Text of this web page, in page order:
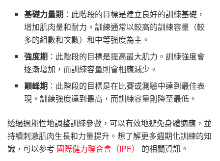
基礎力量期 ：此階段的目標是建立良好的訓練基礎，
增加肌肉量和耐力。訓練通常以較高的訓練容量（較
多的組數和次數）和中等強度為主。
強度期 ：此階段的目標是提高最大肌力。訓練強度會
逐漸增加，而訓練容量則會相應減少。
巔峰期 ：此階段的目標是在比賽或測驗中達到最佳表
現。訓練強度達到最高，而訓練容量則降至最低。
透過週期性地調整訓練參數，可以有效地避免身體適應，並
持續刺激肌肉生長和力量提升。想了解更多週期化訓練的知
識，可以參考 國際健力聯合會（IPF） 的相關資訊。